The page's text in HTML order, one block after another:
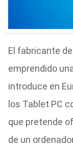
El fabricante
emprendido
introduce en
los Tablet PC
que pretende
de un